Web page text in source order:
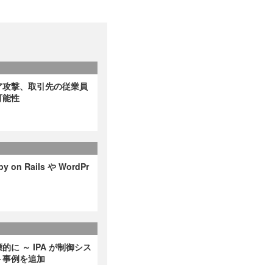
撃、取引先の従業員
能性
on Rails や WordPr
に ～ IPA が制御シス
例を追加